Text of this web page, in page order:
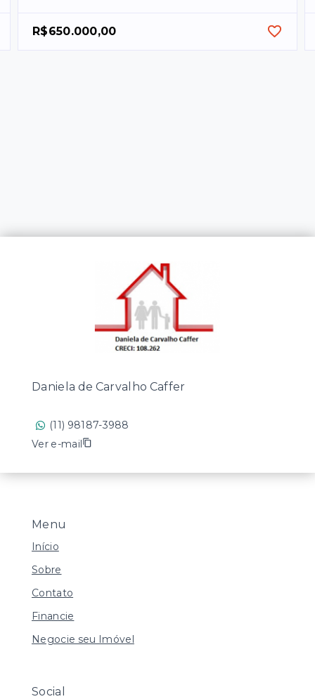
R$650.000,00
Menu
Início
Sobre
Contato
Financie
Negocie seu Imóvel
Social
Daniela de Carvalho Caffer
(11) 98187-3988
Ver e-mail